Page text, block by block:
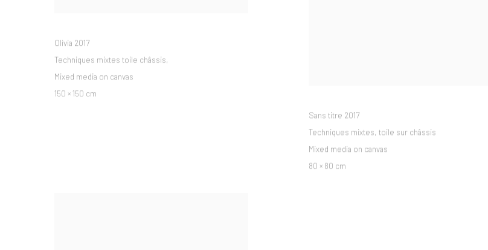
Olivia 2017
Techniques mixtes toile châssis,
Mixed media on canvas
150 × 150 cm
Sans titre 2017
Techniques mixtes,toile sur châssis
Mixed media on canvas
80 × 80 cm